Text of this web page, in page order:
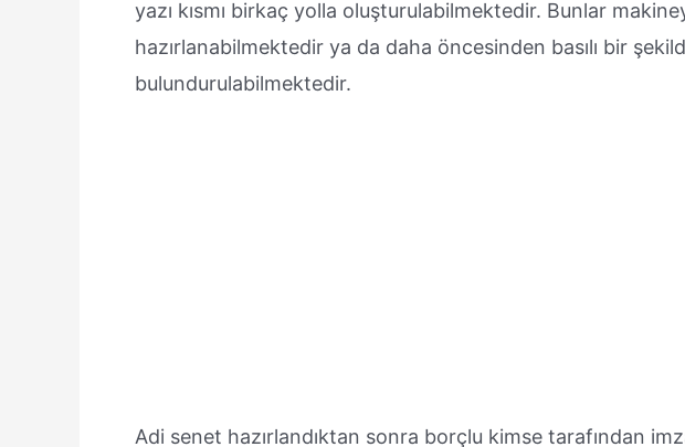
yazı kısmı birkaç yolla oluşturulabilmektedir. Bunlar
hazırlanabilmektedir ya da daha öncesinden basılı bir
bulundurulabilmektedir.
Adi senet hazırlandıktan sonra borçlu kimse tarafından